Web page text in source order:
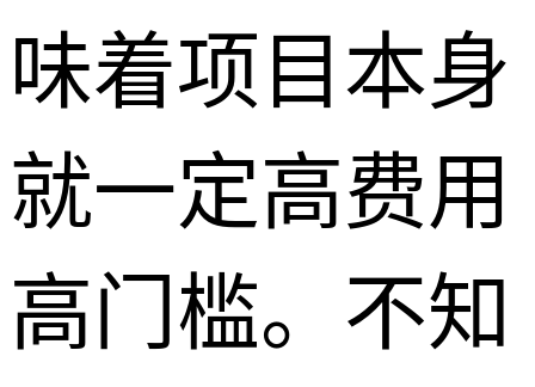
味着项目本身
就一定高费用
高门槛。不知